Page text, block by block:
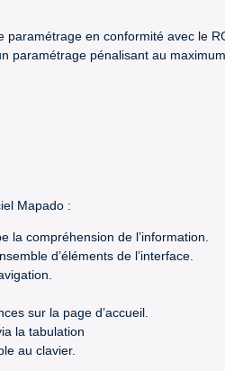
en conformité avec le
paramétrage pénalisant au
Mapado :
la compréhension de l’information.
d’éléments de l’interface.
sur la page d’accueil.
la tabulation
au clavier.